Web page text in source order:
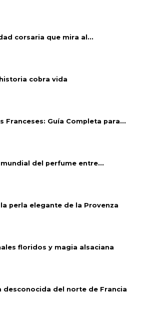
corsaria que mira al...
cobra vida
Franceses: Guía Completa para...
del perfume entre...
perla elegante de la Provenza
floridos y magia alsaciana
desconocida del norte de Francia